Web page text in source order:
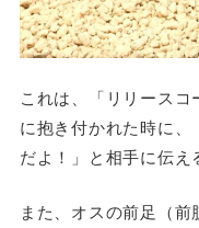
これは、「リリース
に抱き付かれた時に
だよ！」と相手に伝え
また、オスの前足（前